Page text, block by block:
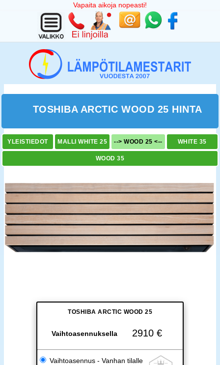
Vapaita aikoja nopeasti!
TOSHIBA ARCTIC WOOD 25 HINTA
YLEISTIEDOT MALLI WHITE 25 --> WOOD 25 <-- WHITE 35
WOOD 35
TOSHIBA ARCTIC WOOD 25
Vaihtoasennuksella 2910 €
Vaihtoasennus - Vanhan tilalle